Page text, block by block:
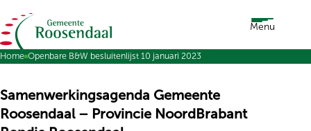
Ga naar de inhoud Menu
Home Openbare B&W besluitenlijst 10 januari 2023
Samenwerkingsagenda Gemeente
Roosendaal – Provincie NoordBrabant